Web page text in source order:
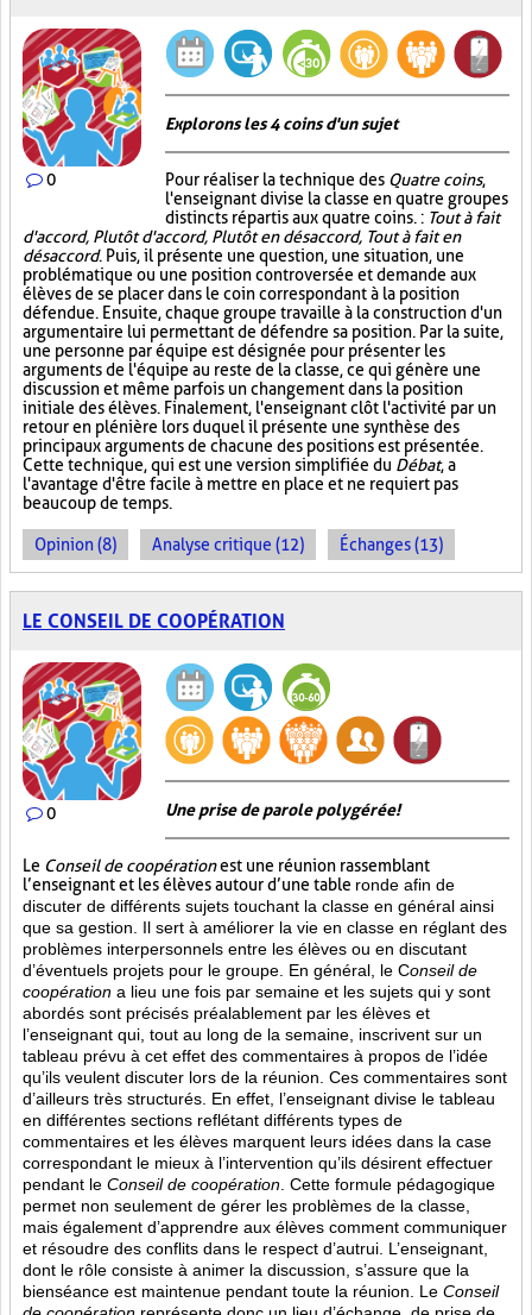
0
Explorons les 4 coins d'un sujet
Pour réaliser la technique des Quatre coins,
l'enseignant divise la classe en quatre groupes
distincts répartis aux quatre coins. : Tout à fait
d'accord, Plutôt d'accord, Plutôt en désaccord, Tout à fait en
désaccord. Puis, il présente une question, une situation, une
problématique ou une position controversée et demande aux
élèves de se placer dans le coin correspondant à la position
défendue. Ensuite, chaque groupe travaille à la construction d'un
argumentaire lui permettant de défendre sa position. Par la suite,
une personne par équipe est désignée pour présenter les
arguments de l'équipe au reste de la classe, ce qui génère une
discussion et même parfois un changement dans la position
initiale des élèves. Finalement, l'enseignant clôt l'activité par un
retour en plénière lors duquel il présente une synthèse des
principaux arguments de chacune des positions est présentée.
Cette technique, qui est une version simplifiée du Débat, a
l'avantage d'être facile à mettre en place et ne requiert pas
beaucoup de temps.
Opinion (8) Analyse critique (12) Échanges (13)
LE CONSEIL DE COOPÉRATION
0 Une prise de parole polygérée!
Le Conseil de coopérationest une réunion rassemblant
l’enseignant et les élèves autour d’une table ronde afin de
discuter de différents sujets touchant la classe en général ainsi
que sa gestion. Il sert à améliorer la vie en classe en réglant des
problèmes interpersonnels entre les élèves ou en discutant
d’éventuels projets pour le groupe. En général, le Conseil de
coopération a lieu une fois par semaine et les sujets qui y sont
abordés sont précisés préalablement par les élèves et
l’enseignant qui, tout au long de la semaine, inscrivent sur un
tableau prévu à cet effet des commentaires à propos de l’idée
qu’ils veulent discuter lors de la réunion. Ces commentaires sont
d’ailleurs très structurés. En effet, l’enseignant divise le tableau
en différentes sections reflétant différents types de
commentaires et les élèves marquent leurs idées dans la case
correspondant le mieux à l’intervention qu’ils désirent effectuer
pendant le Conseil de coopération . Cette formule pédagogique
permet non seulement de gérer les problèmes de la classe,
mais également d’apprendre aux élèves comment communiquer
et résoudre des conflits dans le respect d’autrui. L’enseignant,
dont le rôle consiste à animer la discussion, s’assure que la
bienséance est maintenue pendant toute la réunion. Le Conseil